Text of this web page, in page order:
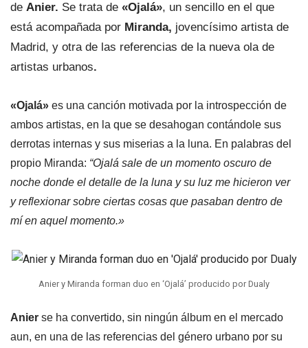
de Anier. Se trata de «Ojalá», un sencillo en el que
está acompañada por Miranda, jovencísimo artista de
Madrid, y otra de las referencias de la nueva ola de
artistas urbanos.
«Ojalá» es una canción motivada por la introspección de
ambos artistas, en la que se desahogan contándole sus
derrotas internas y sus miserias a la luna. En palabras del
propio Miranda: “Ojalá sale de un momento oscuro de
noche donde el detalle de la luna y su luz me hicieron ver
y reflexionar sobre ciertas cosas que pasaban dentro de
mí en aquel momento.»
Anier y Miranda forman duo en ‘Ojalá’ producido por Dualy
Anier se ha convertido, sin ningún álbum en el mercado
aun, en una de las referencias del género urbano por su